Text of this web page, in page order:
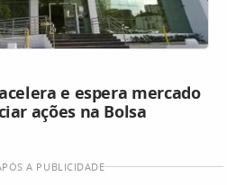
e espera mercado
ações na Bolsa
A PUBLICIDADE